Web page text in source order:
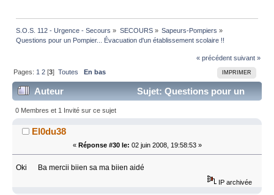
S.O.S. 112 - Urgence - Secours » SECOURS» Sapeurs-Pompiers »
Questions pour un Pompier... Évacuation d'un établissement scolaire !!
« précédent suivant »
IMPRIMER
Pages: 1 2 [3]Toutes En bas
Auteur
Sujet: Questions pour un
Pompier... Évacuation d'un établissement scolaire !!
(Lu 40430 fois)
0 Membres et 1 Invité sur ce sujet
El0du38
« Réponse #30 le: 02 juin 2008, 19:58:53 »
Oki Ba mercii biien sa ma biien aidé
IP archivée